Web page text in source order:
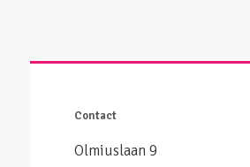
Contact
Olmiuslaan 9